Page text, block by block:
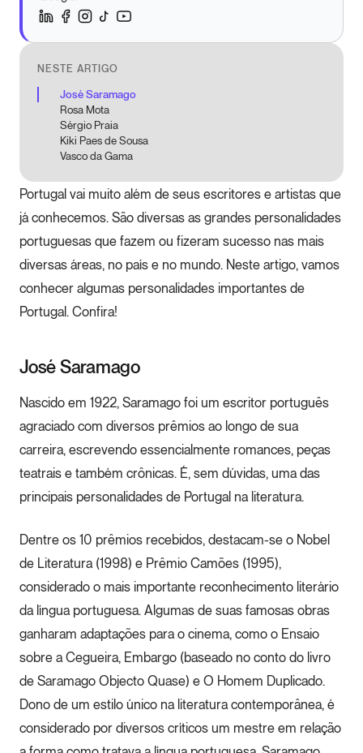
NESTE ARTIGO
José Saramago
Rosa Mota
Sérgio Praia
Kiki Paes de Sousa
Vasco da Gama
Portugal vai muito além de seus escritores e artistas que
já conhecemos. São diversas as grandes personalidades
portuguesas que fazem ou fizeram sucesso nas mais
diversas áreas, no país e no mundo. Neste artigo, vamos
conhecer algumas personalidades importantes de
Portugal. Confira!
José Saramago
Nascido em 1922, Saramago foi um escritor português
agraciado com diversos prêmios ao longo de sua
carreira, escrevendo essencialmente romances, peças
teatrais e também crônicas. É, sem dúvidas, uma das
principais personalidades de Portugal na literatura.
Dentre os 10 prêmios recebidos, destacam-se o Nobel
de Literatura (1998) e Prêmio Camões (1995),
considerado o mais importante reconhecimento literário
da língua portuguesa. Algumas de suas famosas obras
ganharam adaptações para o cinema, como o Ensaio
sobre a Cegueira, Embargo (baseado no conto do livro
de Saramago Objecto Quase) e O Homem Duplicado.
Dono de um estilo único na literatura contemporânea, é
considerado por diversos críticos um mestre em relação